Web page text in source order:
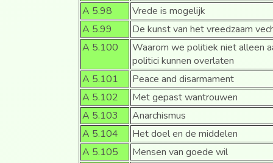
A 5.98
Vrede is mogelijk
A 5.99
De kunst van het vreedzaam
A 5.100
Waarom we politiek niet alleen
politici kunnen overlaten
A 5.101
Peace and disarmament
A 5.102
Met gepast wantrouwen
A 5.103
Anarchismus
A 5.104
Het doel en de middelen
A 5.105
Mensen van goede wil